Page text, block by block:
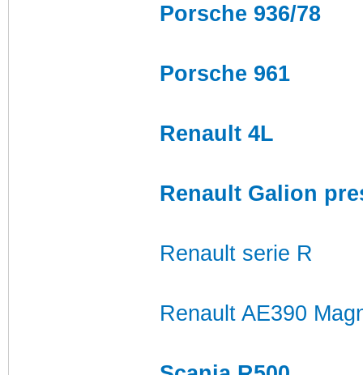
Porsche 936/78
Porsche 961
Renault 4L
Renault Galion
Renault serie R
Renault AE390